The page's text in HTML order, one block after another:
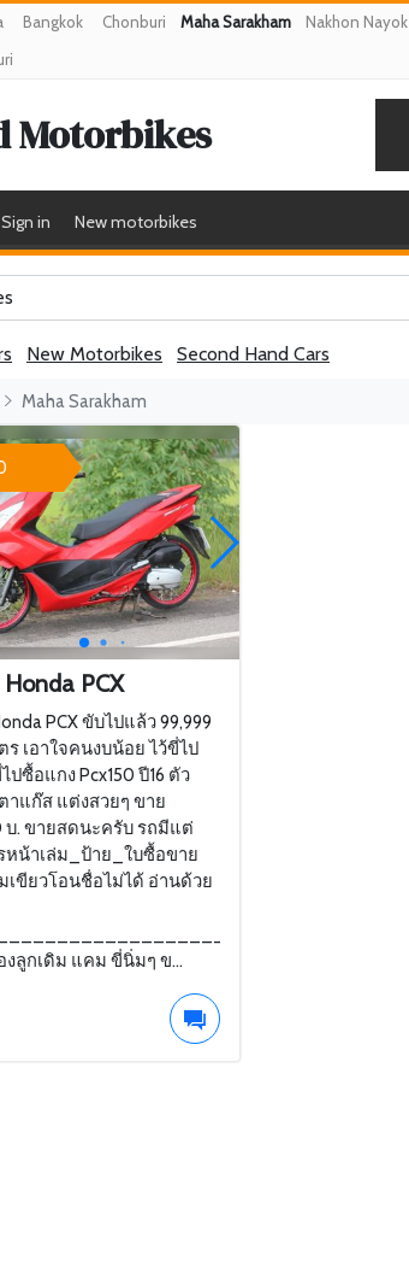
Bangkok Chonburi Maha Sarakham Nakhon Nayok
Motorbikes
Sign in New motorbikes
New Motorbikes Second Hand Cars
Maha Sarakham
PCX
PCX ขับไปแล้ว 99,999
ร เอาใจคนงบน้อย ไว้ขี่ไป
ปซื้อแกง Pcx150 ปี16 ตัว
าแก๊ส แต่งสวยๆ ขาย
บ. ขายสดนะครับ รถมีแต่
หน้าเล่ม_ป้าย_ใบซื้อขาย
เขียวโอนชื่อไม่ได้ อ่านด้วย
งลูกเดิม แคม ขี่นิ่มๆ ข...